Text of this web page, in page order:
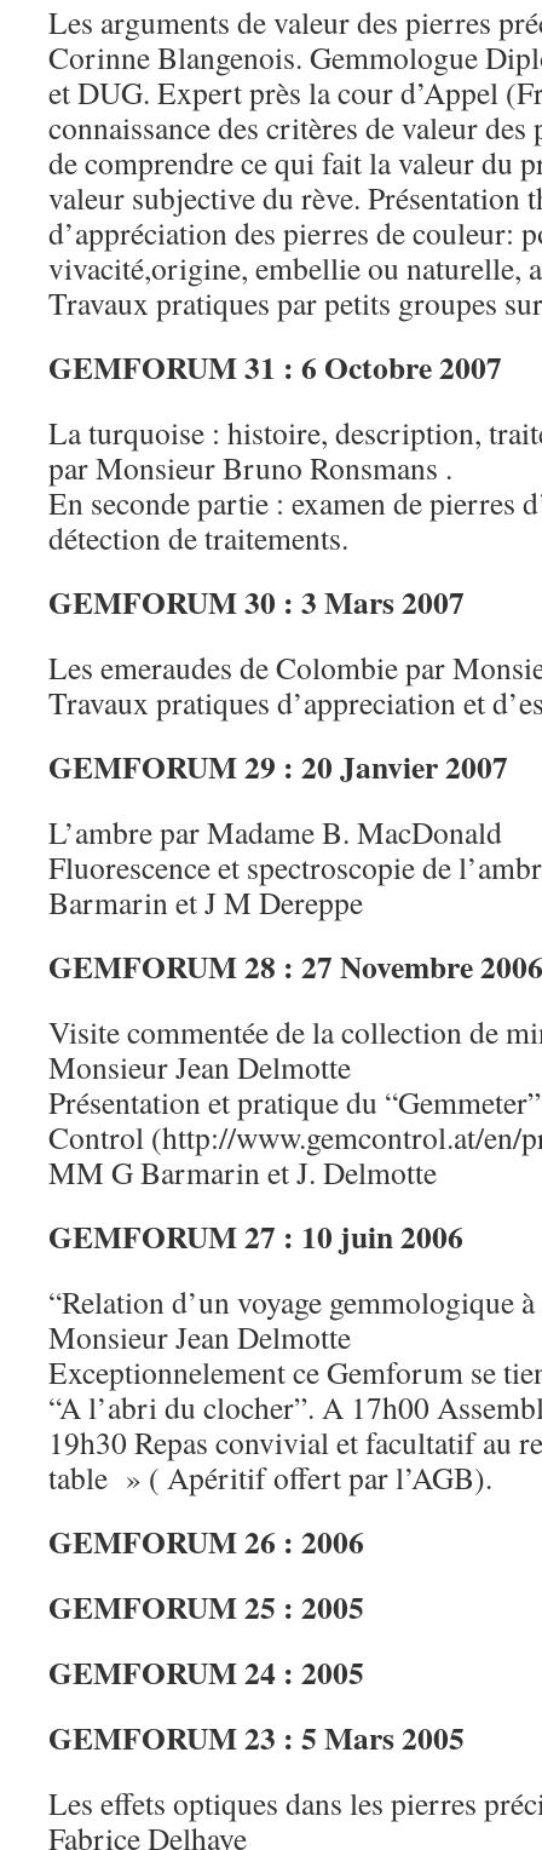
Les arguments de valeur des pierres
Corinne Blangenois. Gemmologue
et DUG. Expert près la cour d’Appel
connaissance des critères de valeur
de comprendre ce qui fait la valeur du
valeur subjective du rève. Présentation
d’appréciation des pierres de couleur:
vivacité,origine, embellie ou naturelle,
Travaux pratiques par petits groupes
GEMFORUM 31 : 6 Octobre 2007
La turquoise : histoire, description,
par Monsieur Bruno Ronsmans .
En seconde partie : examen de pierres
détection de traitements.
GEMFORUM 30 : 3 Mars 2007
Les emeraudes de Colombie par
Travaux pratiques d’appreciation et
GEMFORUM 29 : 20 Janvier 2007
L’ambre par Madame B. MacDonald
Fluorescence et spectroscopie de
Barmarin et J M Dereppe
GEMFORUM 28 : 27 Novembre 2006
Visite commentée de la collection de
Monsieur Jean Delmotte
Présentation et pratique du
Control (http://www.gemcontrol.at/en/
MM G Barmarin et J. Delmotte
GEMFORUM 27 : 10 juin 2006
“Relation d’un voyage gemmologique
Monsieur Jean Delmotte
Exceptionnelement ce Gemforum se
“A l’abri du clocher”. A 17h00
19h30 Repas convivial et facultatif au
table » ( Apéritif offert par l’AGB).
GEMFORUM 26 : 2006
GEMFORUM 25 : 2005
GEMFORUM 24 : 2005
GEMFORUM 23 : 5 Mars 2005
Les effets optiques dans les pierres
Fabrice Delhaye